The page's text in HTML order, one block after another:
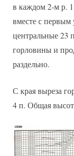
в каждом 2-м р.
вместе с первым
центральные 23
горловины и
раздельно.
С края выреза
4 п. Общая